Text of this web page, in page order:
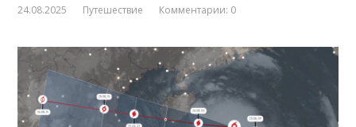
24.08.2025 Путешествие Комментарии: 0